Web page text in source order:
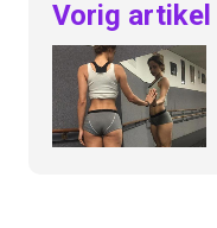
Vorig artikel